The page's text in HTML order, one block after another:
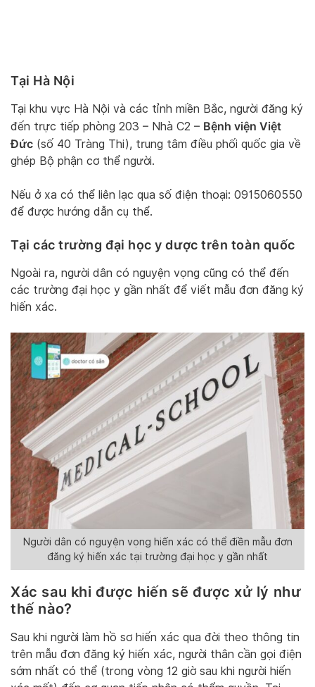
Tại Hà Nội
Tại khu vực Hà Nội và các tỉnh miền Bắc, người đăng ký
đến trực tiếp phòng 203 – Nhà C2 – Bệnh viện Việt
Đức (số 40 Tràng Thi), trung tâm điều phối quốc gia về
ghép Bộ phận cơ thể người.
Nếu ở xa có thể liên lạc qua số điện thoại: 0915060550
để được hướng dẫn cụ thể.
Tại các trường đại học y dược trên toàn quốc
Ngoài ra, người dân có nguyện vọng cũng có thể đến
các trường đại học y gần nhất để viết mẫu đơn đăng ký
hiến xác.
Người dân có nguyện vọng hiến xác có thể điền mẫu đơn
đăng ký hiến xác tại trường đại học y gần nhất
Xác sau khi được hiến sẽ được xử lý như
thế nào?
Sau khi người làm hồ sơ hiến xác qua đời theo thông tin
trên mẫu đơn đăng ký hiến xác, người thân cần gọi điện
sớm nhất có thể (trong vòng 12 giờ sau khi người hiến